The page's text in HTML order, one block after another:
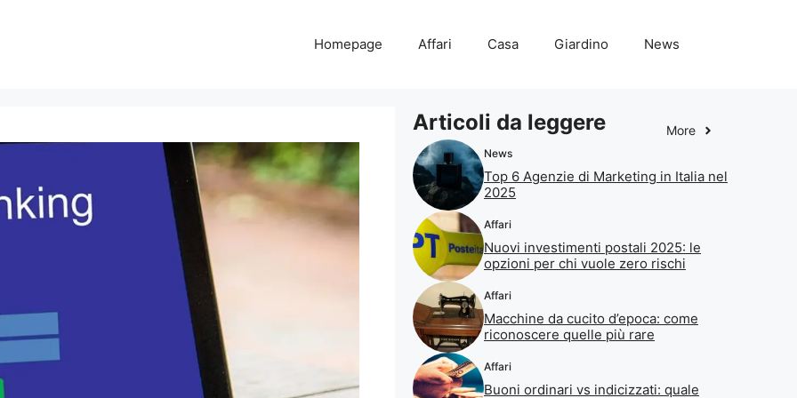
Homepage Affari Casa Giardino News
Articoli da leggere More
News
Top 6 Agenzie di Marketing in Italia nel
2025
Affari
Nuovi investimenti postali 2025: le
opzioni per chi vuole zero rischi
Affari
Macchine da cucito d’epoca: come
riconoscere quelle più rare
Affari
Buoni ordinari vs indicizzati: quale